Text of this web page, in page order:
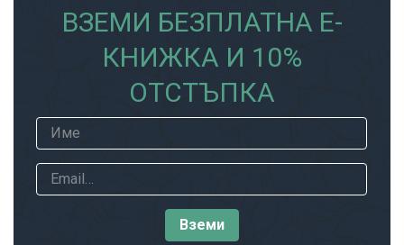
ВЗЕМИ БЕЗПЛАТНА Е-
КНИЖКА И 10%
ОТСТЪПКА